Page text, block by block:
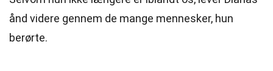
ånd videre gennem de mange mennesker, hun
berørte.